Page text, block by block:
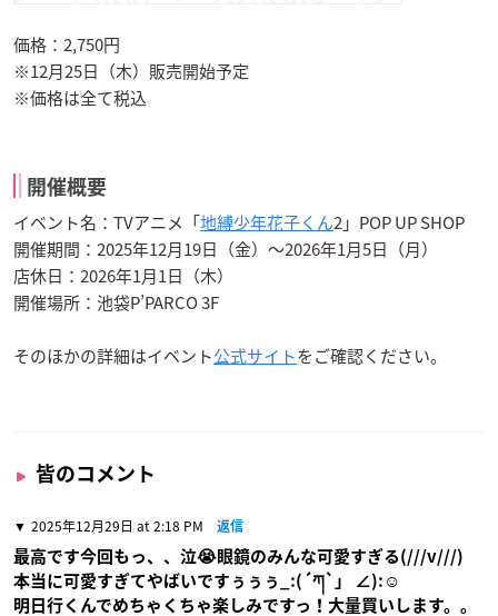
価格：2,750円
※12月25日（木）販売開始予定
※価格は全て税込
開催概要
イベント名：TVアニメ「地縛少年花子くん2」POP UP SHOP
開催期間：2025年12月19日（金）～2026年1月5日（月）
店休日：2026年1月1日（木）
開催場所：池袋P’PARCO 3F
そのほかの詳細はイベント公式サイトをご確認ください。
皆のコメント
2025年12月29日 at 2:18 PM 返信
最高です今回もっ、、泣😭眼鏡のみんな可愛すぎる(///v///)
本当に可愛すぎてやばいですぅぅぅ_:(´ཀ`」 ∠):☺️
明日行くんでめちゃくちゃ楽しみですっ！大量買いします。。